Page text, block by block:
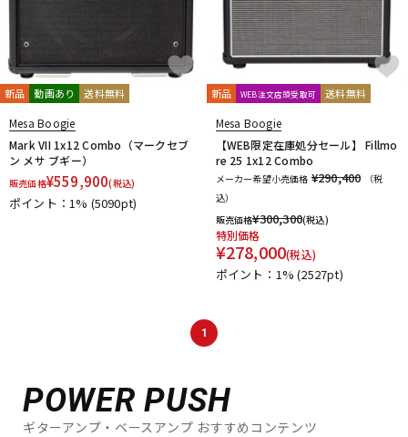
管楽器 その他楽器
エフェクター
DJ機器 DTM
レコーディング機器
中古
新品 動画あり 送料無料
Mesa Boogie
Mark VII 1x12 Combo（マークセブ
ン メサ ブギー）
販売価格¥559,900(税込)
ポイント：1% (5090pt)
新品 WEB注文店頭受取可 送料無料
Mesa Boogie
【WEB限定在庫処分セール】 Fillmo
re 25 1x12 Combo
メーカー希望小売価格 ¥290,400
（税
込）
販売価格¥300,300(税込)
特別価格
¥278,000(税込)
ポイント：1%(2527pt)
1
POWER PUSH
ギターアンプ・ベースアンプ おすすめコンテンツ